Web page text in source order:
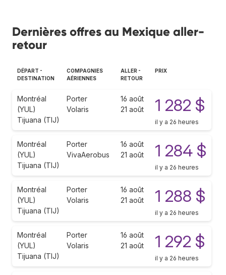
Dernières offres au Mexique aller-
retour
DÉPART -
DESTINATION
COMPAGNIES
AÉRIENNES
ALLER -
RETOUR
PRIX
Montréal
(YUL)
Tijuana (TIJ)
Porter
Volaris
16 août
21 août
1 282 $
il y a 26 heures
Montréal
(YUL)
Tijuana (TIJ)
Porter
VivaAerobus
16 août
21 août
1 284 $
il y a 26 heures
Montréal
(YUL)
Tijuana (TIJ)
Porter
Volaris
16 août
21 août
1 288 $
il y a 26 heures
Montréal
(YUL)
Tijuana (TIJ)
Porter
Volaris
16 août
21 août
1 292 $
il y a 26 heures